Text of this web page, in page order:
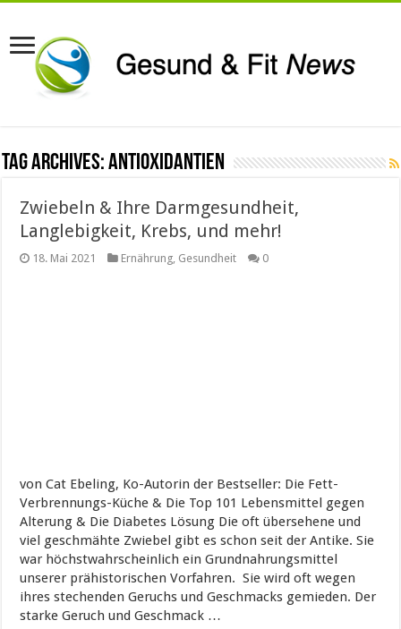
Tag Archives:Antioxidantien
Zwiebeln & Ihre Darmgesundheit,
Langlebigkeit, Krebs, und mehr!
18. Mai 2021 Ernährung Gesundheit 0
von Cat Ebeling, Ko-Autorin der Bestseller: Die Fett-
Verbrennungs-Küche & Die Top 101 Lebensmittel gegen
Alterung & Die Diabetes Lösung Die oft übersehene und
viel geschmähte Zwiebel gibt es schon seit der Antike. Sie
war höchstwahrscheinlich ein Grundnahrungsmittel
unserer prähistorischen Vorfahren. Sie wird oft wegen
ihres stechenden Geruchs und Geschmacks gemieden. Der
starke Geruch und Geschmack …